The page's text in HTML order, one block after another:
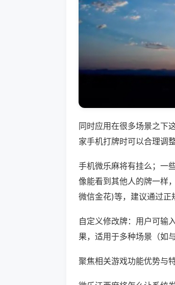
同时应用在很多场景之下
家手机打牌时可以合理调
手机微乐麻将有挂么；一
像能看到其他人的牌一样
微信金花)等，建议通过正
自定义修改牌：用户可输
果，适用于多种场景（如
聚焦相关游戏功能优势与特